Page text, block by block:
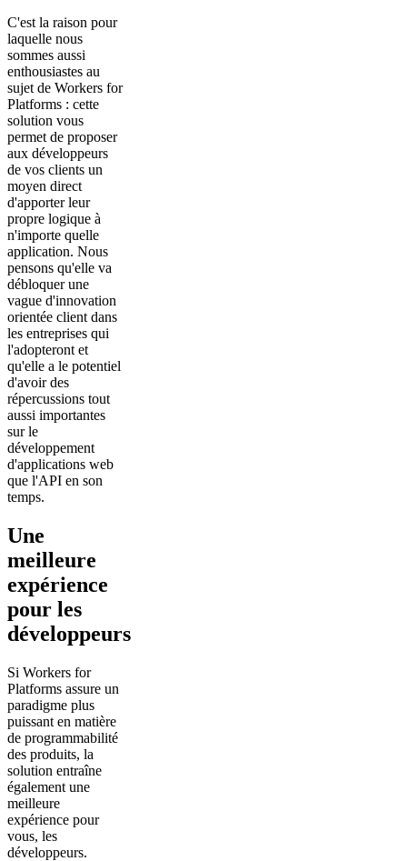
C'est la raison pour
laquelle nous
sommes aussi
enthousiastes au
sujet de Workers for
Platforms : cette
solution vous
permet de proposer
aux développeurs
de vos clients un
moyen direct
d'apporter leur
propre logique à
n'importe quelle
application. Nous
pensons qu'elle va
débloquer une
vague d'innovation
orientée client dans
les entreprises qui
l'adopteront et
qu'elle a le potentiel
d'avoir des
répercussions tout
aussi importantes
sur le
développement
d'applications web
que l'API en son
temps.
Une
meilleure
expérience
pour les
développeurs
Si Workers for
Platforms assure un
paradigme plus
puissant en matière
de programmabilité
des produits, la
solution entraîne
également une
meilleure
expérience pour
vous, les
développeurs.